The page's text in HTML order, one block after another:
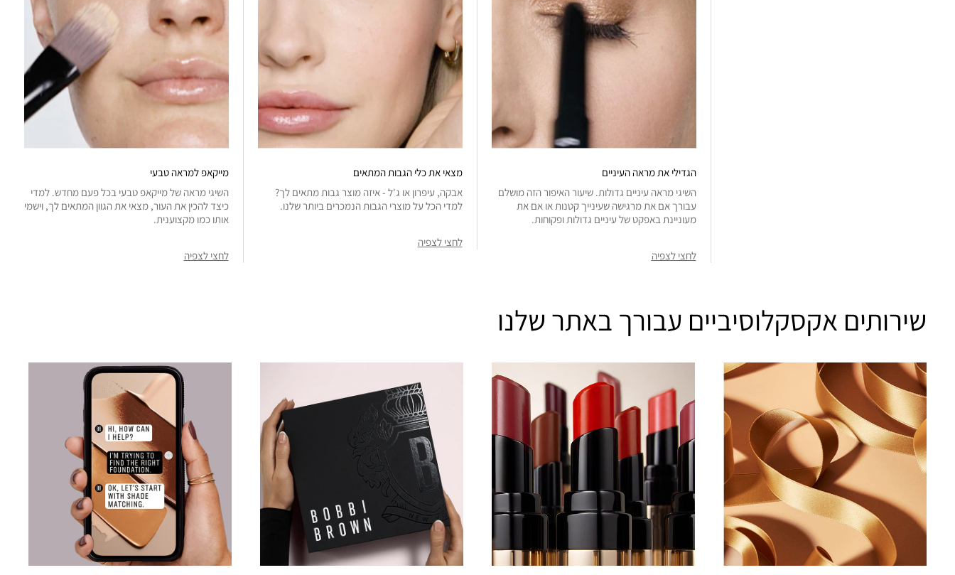
הגדילי את מראה העיניים
השיגי מראה עיניים גדולות. שיעור האיפור הזה מושלם
עבורך אם את מרגישה שעינייך קטנות או אם את
מעוניינת באפקט של עיניים גדולות ופקוחות.
לחצי לצפיה
מצאי את כלי הגבות המתאים
אבקה, עיפרון או ג'ל - איזה מוצר גבות מתאים לך?
למדי הכל על מוצרי הגבות הנמכרים ביותר שלנו.
לחצי לצפיה
מייקאפ למראה טבעי
השיגי מראה של מייקאפ טבעי בכל פעם מחדש. למדי
כיצד להכין את העור, מצאי את הגוון המתאים לך, וישמי
אותו כמו מקצוענית.
לחצי לצפיה
שירותים אקסקלוסיביים עבורך באתר שלנו